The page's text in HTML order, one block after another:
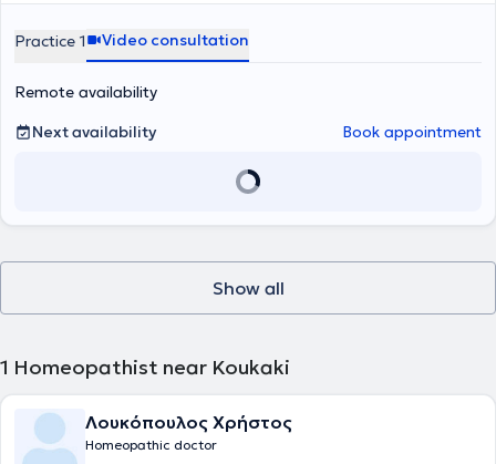
Practice 1 Video consultation
Remote availability
Next availability
Book appointment
Show all
1 Homeopathist near Koukaki
Λουκόπουλος Χρήστος
Homeopathic doctor